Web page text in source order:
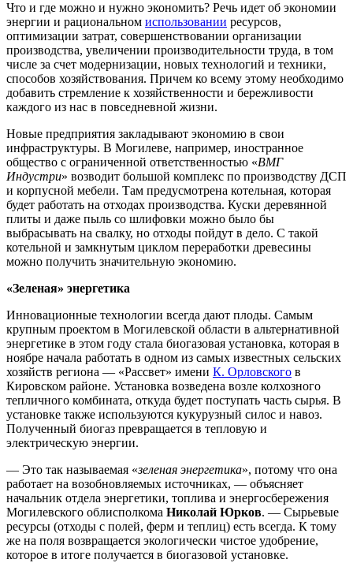
Что и где можно и нужно экономить? Речь идет об экономии
энергии и рациональном использовании ресурсов,
оптимизации затрат, совершенствовании организации
производства, увеличении производительности труда, в том
числе за счет модернизации, новых технологий и техники,
способов хозяйствования. Причем ко всему этому необходимо
добавить стремление к хозяйственности и бережливости
каждого из нас в повседневной жизни.
Новые предприятия закладывают экономию в свои
инфраструктуры. В Могилеве, например, иностранное
общество с ограниченной ответственностью «ВМГ
Индустри» возводит большой комплекс по производству ДСП
и корпусной мебели. Там предусмотрена котельная, которая
будет работать на отходах производства. Куски деревянной
плиты и даже пыль со шлифовки можно было бы
выбрасывать на свалку, но отходы пойдут в дело. С такой
котельной и замкнутым циклом переработки древесины
можно получить значительную экономию.
«Зеленая» энергетика
Инновационные технологии всегда дают плоды. Самым
крупным проектом в Могилевской области в альтернативной
энергетике в этом году стала биогазовая установка, которая в
ноябре начала работать в одном из самых известных сельских
хозяйств региона — «Рассвет» имени К. Орловского в
Кировском районе. Установка возведена возле колхозного
тепличного комбината, откуда будет поступать часть сырья. В
установке также используются кукурузный силос и навоз.
Полученный биогаз превращается в тепловую и
электрическую энергии.
— Это так называемая «зеленая энергетика», потому что она
работает на возобновляемых источниках, — объясняет
начальник отдела энергетики, топлива и энергосбережения
Могилевского облисполкома Николай Юрков. — Сырьевые
ресурсы (отходы с полей, ферм и теплиц) есть всегда. К тому
же на поля возвращается экологически чистое удобрение,
которое в итоге получается в биогазовой установке.